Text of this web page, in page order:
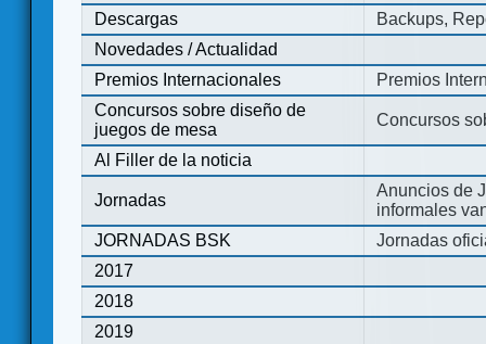
Descargas
Backups,
Novedades / Actualidad
Premios Internacionales
Premios
Concursos sobre diseño de
juegos de mesa
Concursos
Al Filler de la noticia
Jornadas
Anuncios de
informales
JORNADAS BSK
Jornadas
2017
2018
2019